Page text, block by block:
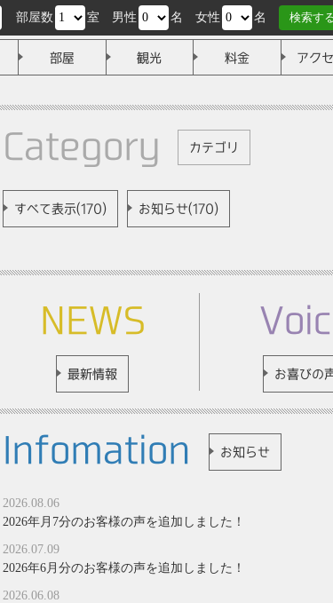
部屋数 室 男性 名 女性 名 検索す
部屋 観光 料金 アク
Category カテゴリ
すべて表示(170) お知らせ(170)
NEWS
最新情報 お喜びの
Infomation お知らせ
2026.08.06
2026年月7分のお客様の声を追加しました！
2026.07.09
2026年6月分のお客様の声を追加しました！
2026.06.08